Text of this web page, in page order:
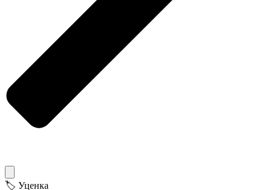
🏷 Уценка